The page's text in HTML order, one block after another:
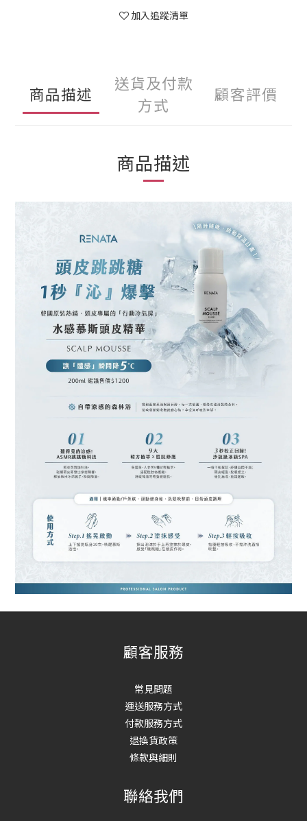
加入追蹤清單
商品描述
送貨及付款
方式
顧客評價
商品描述
顧客服務
常見問題
運送服務方式
付款服務方式
退換貨政策
條款與細則
聯絡我們